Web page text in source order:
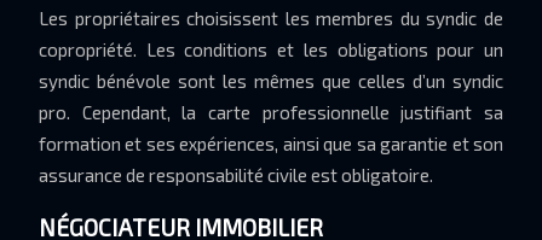
Les propriétaires choisissent les membres du syndic de
copropriété. Les conditions et les obligations pour un
syndic bénévole sont les mêmes que celles d’un syndic
pro. Cependant, la carte professionnelle justifiant sa
formation et ses expériences, ainsi que sa garantie et son
assurance de responsabilité civile est obligatoire.
NÉGOCIATEUR IMMOBILIER